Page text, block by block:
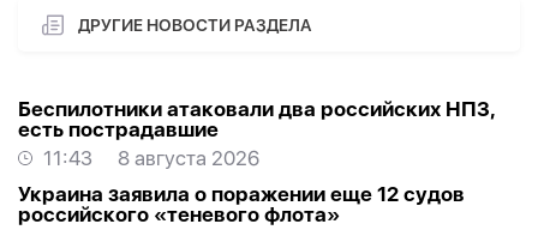
ДРУГИЕ НОВОСТИ РАЗДЕЛА
Беспилотники атаковали два российских НПЗ,
есть пострадавшие
11:43
8 августа 2026
Украина заявила о поражении еще 12 судов
российского «теневого флота»